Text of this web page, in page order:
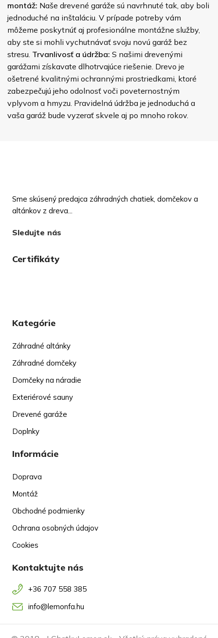
montáž: Naše drevené garáže sú navrhnuté tak, aby boli
jednoduché na inštaláciu. V prípade potreby vám
môžeme poskytnúť aj profesionálne montážne služby,
aby ste si mohli vychutnávať svoju novú garáž bez
stresu. Trvanlivosť a údržba: S našimi drevenými
garážami získavate dlhotrvajúce riešenie. Drevo je
ošetrené kvalitnými ochrannými prostriedkami, ktoré
zabezpečujú jeho odolnosť voči poveternostným
vplyvom a hmyzu. Pravidelná údržba je jednoduchá a
vaša garáž bude vyzerať skvele aj po mnoho rokov.
Sme skúsený predajca záhradných chatiek, domčekov a
altánkov z dreva...
Sledujte nás
Certifikáty
Kategórie
Záhradné altánky
Záhradné domčeky
Domčeky na náradie
Exteriérové sauny
Drevené garáže
Doplnky
Informácie
Doprava
Montáž
Obchodné podmienky
Ochrana osobných údajov
Cookies
Kontaktujte nás
+36 707 558 385
info@lemonfa.hu